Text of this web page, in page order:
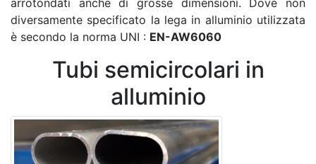
diversamente specificato la lega in alluminio utilizzata
è secondo la norma UNI : EN-AW6060
Tubi semicircolari in
alluminio